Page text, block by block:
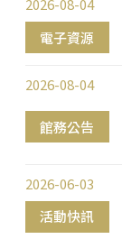
電子資源
2026-08-04
館務公告
2026-08-04
活動快訊
2026-06-03